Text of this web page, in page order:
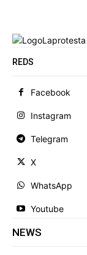
REDS
Facebook
Instagram
Telegram
X
WhatsApp
Youtube
NEWS